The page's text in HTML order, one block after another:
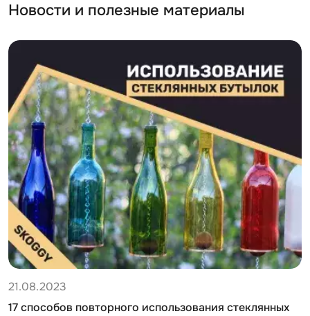
Новости и полезные материалы
21.08.2023
17 способов повторного использования стеклянных